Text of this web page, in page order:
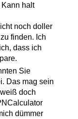
halt
noch doller
finden. Ich
dass ich
Sie
Das mag sein
doch
dümmer